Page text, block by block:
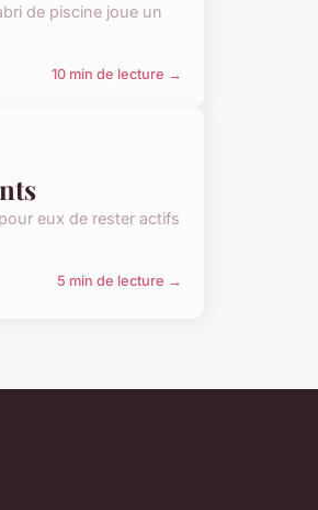
de piscine joue un
10 min de lecture →
eux de rester actifs
5 min de lecture →